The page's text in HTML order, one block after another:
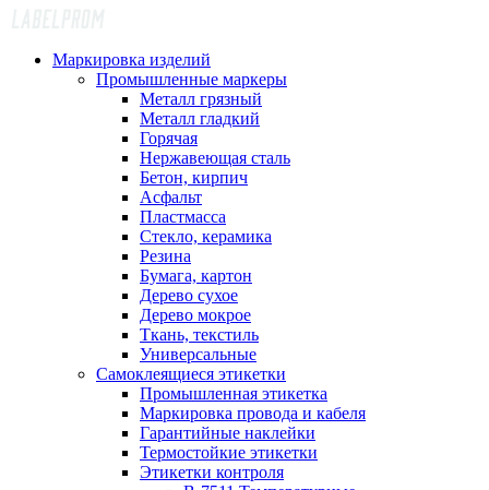
Маркировка изделий
Промышленные маркеры
Металл грязный
Металл гладкий
Горячая
Нержавеющая сталь
Бетон, кирпич
Асфальт
Пластмасса
Стекло, керамика
Резина
Бумага, картон
Дерево сухое
Дерево мокрое
Ткань, текстиль
Универсальные
Самоклеящиеся этикетки
Промышленная этикетка
Маркировка провода и кабеля
Гарантийные наклейки
Термостойкие этикетки
Этикетки контроля